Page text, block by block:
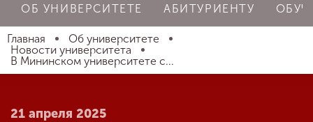
Главная
ОБ УНИВЕРСИТЕТЕ АБИТУРИЕНТУ
Главная
Об университете
Новости университета
В Мининском университете с...
21 апреля 2025